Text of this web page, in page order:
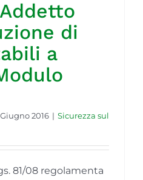
di
a
2016 | Sicurezza sul
81/08 regolamenta